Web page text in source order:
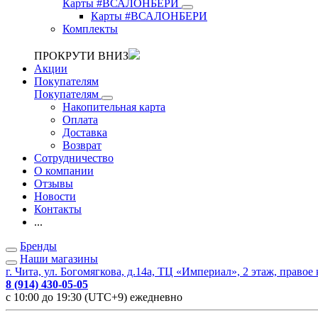
Карты #ВСАЛОНБЕРИ
Карты #ВСАЛОНБЕРИ
Комплекты
ПРОКРУТИ ВНИЗ
Акции
Покупателям
Покупателям
Накопительная карта
Оплата
Доставка
Возврат
Сотрудничество
О компании
Отзывы
Новости
Контакты
...
Бренды
Наши магазины
г. Чита, ул. Богомягкова, д.14а, ТЦ «Империал», 2 этаж, правое
8 (914) 430-05-05
с 10:00 до 19:30 (UTC+9) ежедневно